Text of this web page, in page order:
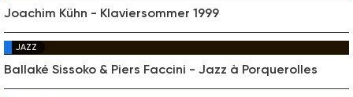
Joachim Kühn - Klaviersommer 1999
JAZZ
Ballaké Sissoko & Piers Faccini - Jazz à Porquerolles